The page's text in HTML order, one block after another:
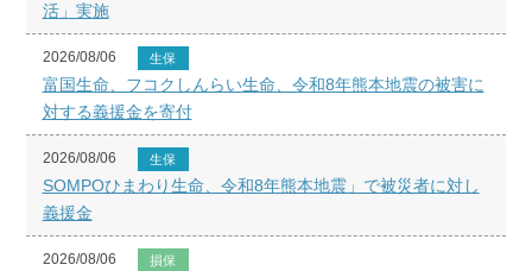
活」実施
2026/08/06 生保
富国生命、フコクしんらい生命、令和8年熊本地震の被害に
対する義援金を寄付
2026/08/06 生保
SOMPOひまわり生命、令和8年熊本地震」で被災者に対し
義援金
2026/08/06 損保